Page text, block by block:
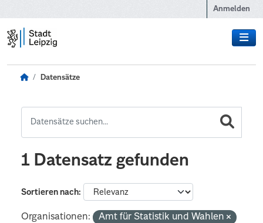
Anmelden
Datensätze
1 Datensatz gefunden
Sortieren nach
Organisationen:
Amt für Statistik und Wahlen